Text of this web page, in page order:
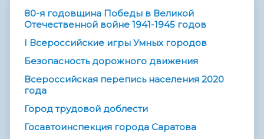
80-я годовщина Победы в Великой
Отечественной войне 1941-1945 годов
I Всероссийские игры Умных городов
Безопасность дорожного движения
Всероссийская перепись населения 2020
года
Город трудовой доблести
Госавтоинспекция города Саратова